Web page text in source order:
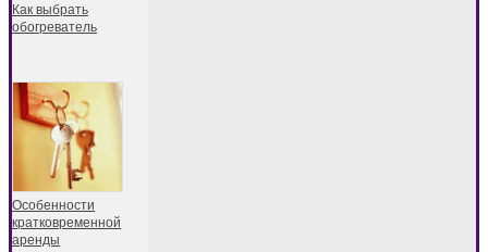
Как выбрать
обогреватель
Особенности
кратковременной
аренды